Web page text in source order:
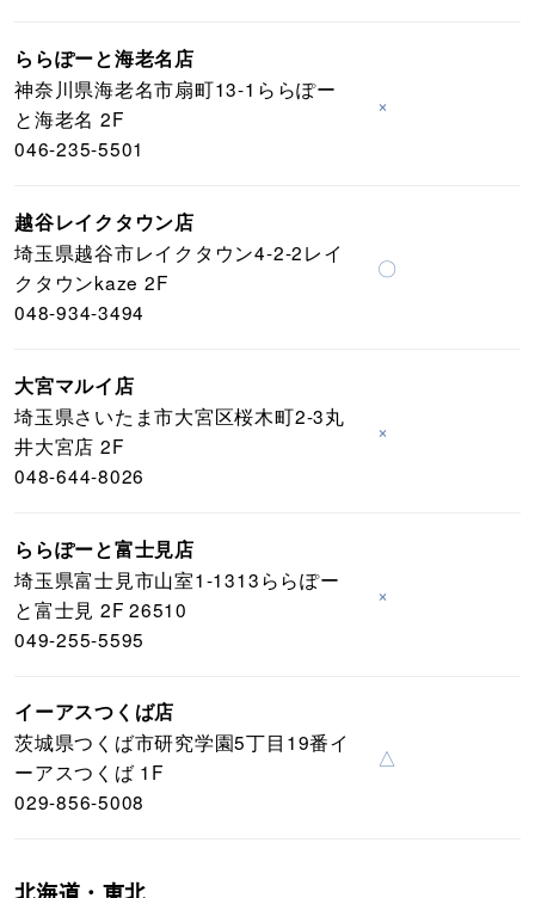
ららぽーと海老名店
神奈川県海老名市扇町13-1ららぽー
と海老名 2F
046-235-5501
×
越谷レイクタウン店
埼玉県越谷市レイクタウン4-2-2レイ
クタウンkaze 2F
048-934-3494
〇
大宮マルイ店
埼玉県さいたま市大宮区桜木町2-3丸
井大宮店 2F
048-644-8026
×
ららぽーと富士見店
埼玉県富士見市山室1-1313ららぽー
と富士見 2F 26510
049-255-5595
×
イーアスつくば店
茨城県つくば市研究学園5丁目19番イ
ーアスつくば 1F
029-856-5008
△
北海道・東北